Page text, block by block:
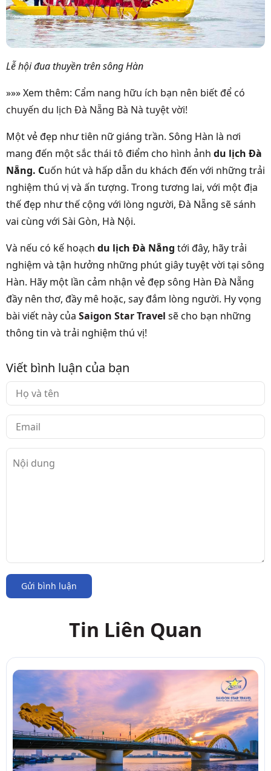
Lễ hội đua thuyền trên sông Hàn
»»» Xem thêm: Cẩm nang hữu ích bạn nên biết để có
chuyến du lịch Đà Nẵng Bà Nà tuyệt vời!
Một vẻ đẹp như tiên nữ giáng trần. Sông Hàn là nơi
mang đến một sắc thái tô điểm cho hình ảnh du lịch Đà
Nẵng. Cuốn hút và hấp dẫn du khách đến với những trải
nghiệm thú vị và ấn tượng. Trong tương lai, với một địa
thế đẹp như thế cộng với lòng người, Đà Nẵng sẽ sánh
vai cùng với Sài Gòn, Hà Nội.
Và nếu có kế hoạch du lịch Đà Nẵng tới đây, hãy trải
nghiệm và tận hưởng những phút giây tuyệt vời tại sông
Hàn. Hãy một lần cảm nhận vẻ đẹp sông Hàn Đà Nẵng
đầy nên thơ, đầy mê hoặc, say đắm lòng người. Hy vọng
bài viết này của Saigon Star Travel sẽ cho bạn những
thông tin và trải nghiệm thú vị!
Viết bình luận của bạn
Gửi bình luận
Tin Liên Quan